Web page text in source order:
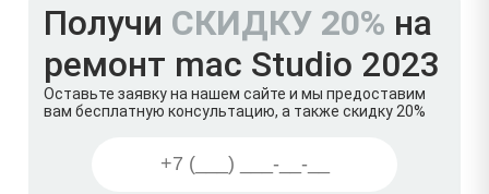
Получи СКИДКУ 20% на
ремонт mac Studio 2023
Оставьте заявку на нашем сайте и мы предоставим
вам бесплатную консультацию, а также скидку 20%